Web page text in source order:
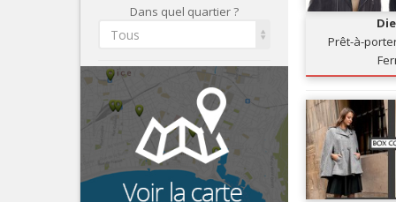
Dans quel quartier ?
Tous
Prêt-à-